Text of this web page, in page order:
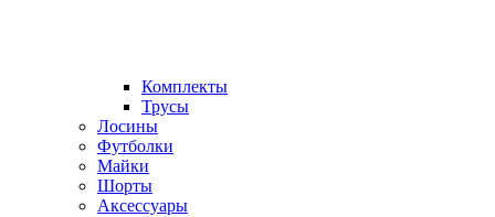
Комплекты
Трусы
Лосины
Футболки
Майки
Шорты
Аксессуары